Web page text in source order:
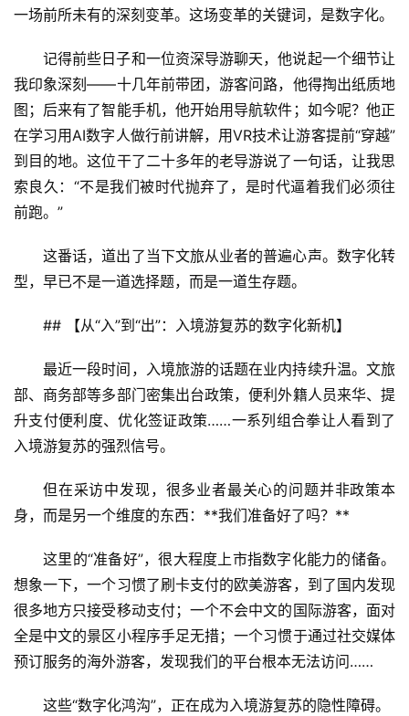
一场前所未有的深刻变革。这场变革的关键词，是数字化。
记得前些日子和一位资深导游聊天，他说起一个细节让
我印象深刻——十几年前带团，游客问路，他得掏出纸质地
图；后来有了智能手机，他开始用导航软件；如今呢？他正
在学习用AI数字人做行前讲解，用VR技术让游客提前“穿越”
到目的地。这位干了二十多年的老导游说了一句话，让我思
索良久：“不是我们被时代抛弃了，是时代逼着我们必须往
前跑。”
这番话，道出了当下文旅从业者的普遍心声。数字化转
型，早已不是一道选择题，而是一道生存题。
## 【从“入”到“出”：入境游复苏的数字化新机】
最近一段时间，入境旅游的话题在业内持续升温。文旅
部、商务部等多部门密集出台政策，便利外籍人员来华、提
升支付便利度、优化签证政策……一系列组合拳让人看到了
入境游复苏的强烈信号。
但在采访中发现，很多业者最关心的问题并非政策本
身，而是另一个维度的东西：**我们准备好了吗？**
这里的“准备好”，很大程度上市指数字化能力的储备。
想象一下，一个习惯了刷卡支付的欧美游客，到了国内发现
很多地方只接受移动支付；一个不会中文的国际游客，面对
全是中文的景区小程序手足无措；一个习惯于通过社交媒体
预订服务的海外游客，发现我们的平台根本无法访问……
这些“数字化鸿沟”，正在成为入境游复苏的隐性障碍。